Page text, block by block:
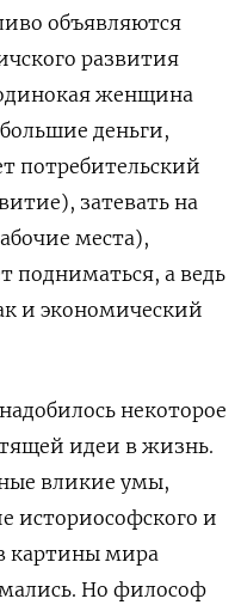
объявляются
развития
женщина
деньги,
потребительский
затевать на
места),
подниматься, а ведь
и экономический
некоторое
идеи в жизнь.
вликие умы,
историософского и
картины мира
Но философ